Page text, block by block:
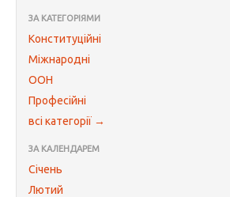
ЗА КАТЕГОРІЯМИ
Конституційні
Міжнародні
ООН
Професійні
всі категорії →
ЗА КАЛЕНДАРЕМ
Січень
Лютий